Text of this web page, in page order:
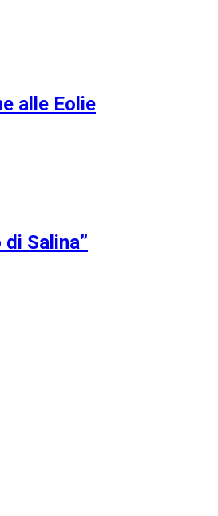
alle Eolie
Salina”